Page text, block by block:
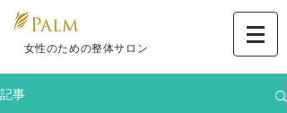
​ 女性のための整体サロン
記事